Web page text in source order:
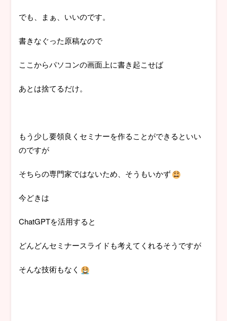
でも、まぁ、いいのです。
書きなぐった原稿なので
ここからパソコンの画面上に書き起こせば
あとは捨てるだけ。
もう少し要領良くセミナーを作ることができるといい
のですが
そちらの専門家ではないため、そうもいかず
今どきは
ChatGPTを活用すると
どんどんセミナースライドも考えてくれるそうですが
そんな技術もなく